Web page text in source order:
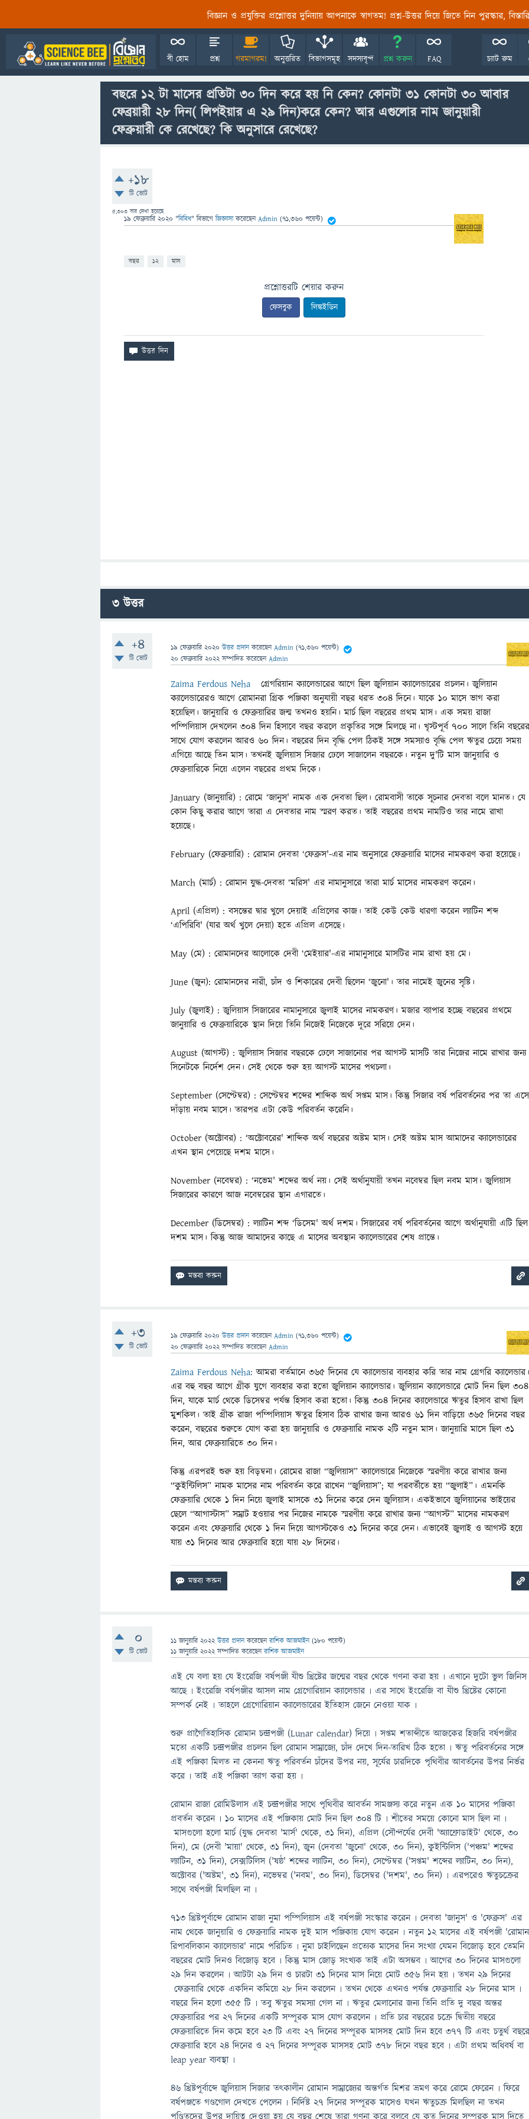
বিজ্ঞান ও প্রযুক্তির প্রশ্নোত্তর দুনিয়ায় আপনাকে স্বাগতম! প্রশ্ন-উত্তর দিয়ে জিতে নিন পুরস্কার,
বী হোম প্রশ্ন গরমাগরম! অনুত্তরিত বিভাগসমূহ সদস্যবৃন্দ প্রশ্ন করুন FAQ চ্যাট রুম
বছরে ১২ টা মাসের প্রতিটা ৩০ দিন করে হয় নি কেন? কোনটা ৩১ কোনটা ৩০ আবার
ফেব্রয়ারী ২৮ দিন( লিপইয়ার এ ২৯ দিন)করে কেন? আর এগুলোর নাম জানুয়ারী
ফেব্রুয়ারী কে রেখেছে? কি অনুসারে রেখেছে?
+18
টি ভোট
5,303 বার দেখা হয়েছে
19 ফেব্রুয়ারি 2020 "বিবিধ" বিভাগে জিজ্ঞাসাকরেছেনAdmin (71,360 পয়েন্ট)
বছর ১২ মাস
প্রশ্নোত্তরটি শেয়ার করুন
ফেসবুক লিঙ্কইডিন
3উত্তর
+4
টি ভোট
19 ফেব্রুয়ারি 2020 উত্তর প্রদান করেছেনAdmin (71,360 পয়েন্ট)
20 ফেব্রুয়ারি 2022 সম্পাদিত করেছেনAdmin
Zaima Ferdous Neha
গ্রেগরিয়ান ক্যালেন্ডারের আগে ছিল জুলিয়ান ক্যালেন্ডারের প্রচলন। জুলিয়ান
ক্যালেন্ডারেরও আগে রোমানরা গ্রিক পঞ্জিকা অনুযায়ী বছর ধরত ৩০৪ দিনে। যাকে ১০ মাসে ভাগ করা
হয়েছিল। জানুয়ারি ও ফেব্রুয়ারির জন্ম তখনও হয়নি। মার্চ ছিল বছরের প্রথম মাস। এক সময় রাজা
পম্পিলিয়াস দেখলেন ৩০৪ দিন হিসাবে বছর করলে প্রকৃতির সঙ্গে মিলছে না। খৃস্টপূর্ব ৭০০ সালে তিনি
সাথে যোগ করলেন আরও ৬০ দিন। বছরের দিন বৃদ্ধি পেল ঠিকই সঙ্গে সমস্যাও বৃদ্ধি পেল ঋতুর চেয়ে সময়
এগিয়ে আছে তিন মাস। তখনই জুলিয়াস সিজার ঢেলে সাজালেন বছরকে। নতুন দু'টি মাস জানুয়ারি ও
ফেব্রুয়ারিকে নিয়ে এলেন বছরের প্রথম দিকে।
January (জানুয়ারি) : রোমে ‘জানুস' নামক এক দেবতা ছিল। রোমবাসী তাকে সূচনার দেবতা বলে মানত। যে
কোন কিছু করার আগে তারা এ দেবতার নাম স্মরণ করত। তাই বছরের প্রথম নামটিও তার নামে রাখা
হয়েছে।
February (ফেব্রুয়ারি) : রোমান দেবতা ‘ফেব্রুস'-এর নাম অনুসারে ফেব্রুয়ারি মাসের নামকরণ করা হয়েছে।
March (মার্চ) : রোমান যুদ্ধ-দেবতা ‘মরিস' এর নামানুসারে তারা মার্চ মাসের নামকরণ করেন।
April (এপ্রিল) : বসন্তের দ্বার খুলে দেয়াই এপ্রিলের কাজ। তাই কেউ কেউ ধারণা করেন ল্যাটিন শব্দ
‘এপিরিবি' (যার অর্থ খুলে দেয়া) হতে এপ্রিল এসেছে।
May (মে) : রোমানদের আলোকে দেবী ‘মেইয়ার'-এর নামানুসারে মাসটির নাম রাখা হয় মে।
June (জুন): রোমানদের নারী, চাঁদ ও শিকারের দেবী ছিলেন ‘জুনো'। তার নামেই জুনের সৃষ্টি।
July (জুলাই) : জুলিয়াস সিজারের নামানুসারে জুলাই মাসের নামকরণ। মজার ব্যাপার হচ্ছে বছরের প্রথমে
জানুয়ারি ও ফেব্রুয়ারিকে স্থান দিয়ে তিনি নিজেই নিজেকে দূরে সরিয়ে দেন।
August (আগস্ট) : জুলিয়াস সিজার বছরকে ঢেলে সাজানোর পর আগস্ট মাসটি তার নিজের নামে রাখার জন্য
সিনেটকে নির্দেশ দেন। সেই থেকে শুরু হয় আগস্ট মাসের পথচলা।
September (সেপ্টেম্বর) : সেপ্টেম্বর শব্দের শাব্দিক অর্থ সপ্তম মাস। কিন্তু সিজার বর্ষ পরিবর্তনের পর তা এসে
দাঁড়ায় নবম মাসে। তারপর এটা কেউ পরিবর্তন করেনি।
October (অক্টোবর) : ‘অক্টোবরের' শাব্দিক অর্থ বছরের অষ্টম মাস। সেই অষ্টম মাস আমাদের ক্যালেন্ডারের
এখন স্থান পেয়েছে দশম মাসে।
November (নবেম্বর) : ‘নভেম' শব্দের অর্থ নয়। সেই অর্থানুযায়ী তখন নবেম্বর ছিল নবম মাস। জুলিয়াস
সিজারের কারণে আজ নবেম্বরের স্থান এগারতে।
December (ডিসেম্বর) : ল্যাটিন শব্দ ‘ডিসেম' অর্থ দশম। সিজারের বর্ষ পরিবর্তনের আগে অর্থানুযায়ী এটি ছিল
দশম মাস। কিন্তু আজ আমাদের কাছে এ মাসের অবস্থান ক্যালেন্ডারের শেষ প্রান্তে।
+3
টি ভোট
19 ফেব্রুয়ারি 2020 উত্তর প্রদান করেছেনAdmin (71,360 পয়েন্ট)
20 ফেব্রুয়ারি 2022 সম্পাদিত করেছেনAdmin
Zaima Ferdous Neha:আমরা বর্তমানে ৩৬৫ দিনের যে ক্যালেন্ডার ব্যবহার করি তার নাম গ্রেগরি
এর বহু বছর আগে গ্রীক যুগে ব্যবহার করা হতো জুলিয়ান ক্যালেন্ডার। জুলিয়ান ক্যালেন্ডারে মোট দিন ছিল ৩০৪
দিন, যাকে মার্চ থেকে ডিসেম্বর পর্যন্ত হিসাব করা হতো। কিন্তু ৩০৪ দিনেরক্যালেন্ডারে ঋতুর হিসাব রাখা ছিল
মুশকিল। তাই গ্রীক রাজা পম্পিলিয়াস ঋতুর হিসাব ঠিক রাখার জন্য আরও ৬১ দিন বাড়িয়ে ৩৬৫ দিনের বছর
করেন, বছরের শুরুতে যোগ করা হয় জানুয়ারি ও ফেব্রুয়ারি নামক ২টি নতুন মাস। জানুয়ারি মাসে ছিল ৩১
দিন, আর ফেব্রুয়ারিতে ৩০ দিন।
কিন্তু এরপরই শুরু হয় বিড়ম্বনা। রোমের রাজা “জুলিয়াস” ক্যালেন্ডারে নিজেকে স্মরণীয় করে রাখার জন্য
“কুইন্টিলিস” নামক মাসের নাম পরিবর্তন করে রাখেন “জুলিয়াস”; যা পরবর্তীতে হয় “জুলাই”। এমনকি
ফেব্রুয়ারি থেকে ১ দিন নিয়ে জুলাই মাসকে ৩১ দিনের করে দেন জুলিয়াস। একইভাবে জুলিয়ানের ভাইয়ের
ছেলে “আগাস্টাস” সম্রাট হওয়ার পর নিজের নামকে স্মরণীয় করে রাখার জন্য “আগস্ট” মাসের নামকরণ
করেন এবং ফেব্রুয়ারি থেকে ১ দিন দিয়ে আগস্টকেও ৩১ দিনের করে দেন। এভাবেই জুলাই ও আগস্ট হয়ে
যায় ৩১ দিনের আর ফেব্রুয়ারি হয়ে যায় ২৮ দিনের।
0
টি ভোট
11 জানুয়ারি 2022 উত্তর প্রদান করেছেনরাশিক আজমাইন (180 পয়েন্ট)
11 জানুয়ারি 2022 সম্পাদিত করেছেনরাশিক আজমাইন
এই যে বলা হয় যে ইংরেজি বর্ষপঞ্জী যীশু খ্রিষ্টের জন্মের বছর থেকে গণনা করা হয় ৷ এখানে দুটো ভুল জিনিস
আছে ৷ ইংরেজি বর্ষপঞ্জীর আসল নাম গ্রেগোরিয়ান ক্যালেন্ডার ৷ এর সাথে ইংরেজি বা যীশু খ্রিষ্টের কোনো
সম্পর্ক নেই ৷ তাহলে গ্রেগোরিয়ান ক্যালেন্ডারের ইতিহাস জেনে নেওয়া যাক ৷
শুরু প্রাগৈতিহাসিক রোমান চন্দ্রপঞ্জী (Lunar calendar) দিয়ে ৷ সপ্তম শতাব্দীতে আজকের হিজরি বর্ষপঞ্জীর
মতো একটি চন্দ্রপঞ্জীর প্রচলন ছিল রোমান সাম্রাজ্যে, চাঁদ দেখে দিন-তারিখ ঠিক হতো ৷ ঋতু পরিবর্তনের সঙ্গে
এই পঞ্জিকা মিলত না কেননা ঋতু পরিবর্তন চাঁদের উপর নয়, সূর্যের চারদিকে পৃথিবীর আবর্তনের উপর নির্ভর
করে ৷ তাই এই পঞ্জিকা ত্যাগ করা হয় ৷
রোমান রাজা রোমিউলাস এই চন্দ্রপঞ্জীর সাথে পৃথিবীর আবর্তন সামঞ্জস্য করে নতুন এক ১০ মাসের পঞ্জিকা
প্রবর্তন করেন ৷ ১০ মাসের এই পঞ্জিকায় মোট দিন ছিল ৩০৪ টি ৷ শীতের সময়ে কোনো মাস ছিল না ৷
মাসগুলো হলো মার্চ (যুদ্ধ দেবতা 'মার্স' থেকে, ৩১ দিন), এপ্রিল (সৌন্দর্যের দেবী 'অ্যাফ্রোডাইট' থেকে, ৩০
দিন), মে (দেবী 'মায়া' থেকে, ৩১ দিন), জুন (দেবতা 'জুনো' থেকে, ৩০ দিন), কুইন্টিলিস ('পঞ্চম' শব্দের
ল্যাটিন, ৩১ দিন), সেক্সটিলিস ('ষষ্ঠ' শব্দের ল্যাটিন, ৩০ দিন), সেপ্টেম্বর ('সপ্তম' শব্দের ল্যাটিন, ৩০ দিন),
অক্টোবর ('অষ্টম', ৩১ দিন), নভেম্বর ('নবম', ৩০ দিন), ডিসেম্বর ('দশম', ৩০ দিন) ৷ এরপরেও ঋতুচক্রের
সাথে বর্ষপঞ্জী মিলছিল না ৷
৭১৩ খ্রিষ্টপূর্বাব্দে রোমান রাজা নুমা পম্পিলিয়াস এই বর্ষপঞ্জী সংস্কার করেন ৷ দেবতা 'জানুস' ও 'ফেব্রুস' এর
নাম থেকে জানুয়ারি ও ফেব্রুয়ারি নামক দুই মাস পঞ্জিকায় যোগ করেন ৷ নতুন ১২ মাসের এই বর্ষপঞ্জী 'রোমান
রিপাবলিকান ক্যালেন্ডার' নামে পরিচিত ৷ নুমা চাইলিছেন প্রত্যেক মাসের দিন সংখ্যা যেমন বিজোড় হবে তেমনি
বছরের মোট দিনও বিজোড় হবে ৷ কিন্তু মাস জোড় সংখ্যক তাই এটা অসম্ভব ৷ আগের ৩০ দিনের মাসগুলো
২৯ দিন করলেন ৷ আটটা ২৯ দিন ও চারটা ৩১ দিনের মাস নিয়ে মোট ৩৫৬ দিন হয় ৷ তখন ২৯ দিনের
ফেব্রুয়ারি থেকে একদিন কমিয়ে ২৮ দিন করলেন ৷ তখন থেকে এখনও পর্যন্ত ফেব্রুয়ারি ২৮ দিনের মাস ৷
বছরে দিন হলো ৩৫৫ টি ৷ তবু ঋতুর সমস্যা গেল না ৷ ঋতুর মেলানোর জন্য তিনি প্রতি দু বছর অন্তর
ফেব্রুয়ারির পর ২৭ দিনের একটি সম্পূরক মাস যোগ করলেন ৷ প্রতি চার বছরের চক্রে দ্বিতীয় বছরে
ফেব্রুয়ারিতে দিন কমে হবে ২৩ টি এবং ২৭ দিনের সম্পূরক মাসসহ মোট দিন হবে ৩৭৭ টি এবং চতুর্থ
ফেব্রুয়ারি হবে ২৪ দিনের ও ২৭ দিনের সম্পূরক মাসসহ মোট ৩৭৮ দিনে বছর হবে ৷ এটা প্রথম অধিবর্ষ বা
leap year ব্যবস্থা ৷
৪৬ খ্রিষ্টপূর্বাব্দে জুলিয়াস সিজার তৎকালীন রোমান সাম্রাজ্যের অন্তর্গত মিশর ভ্রমণ করে রোমে ফেরেন ৷ ফিরে
বর্ষপঞ্জতে গণ্ডগোল দেখতে পেলেন ৷ নির্দিষ্ট ২৭ দিনের সম্পূরক মাসেও যখন ঋতুচক্র মিলছিল না তখন